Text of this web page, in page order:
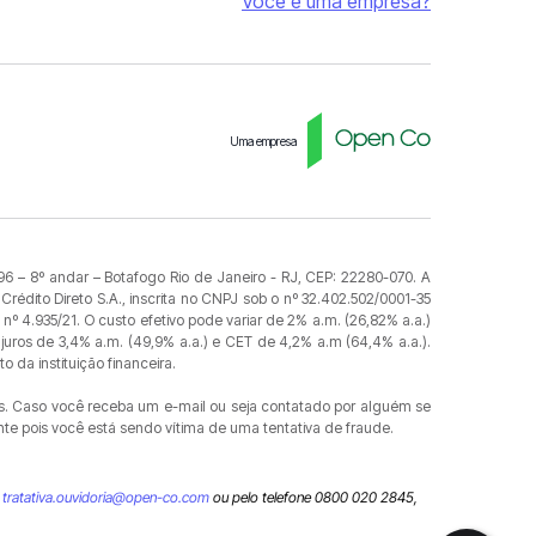
Uma empresa
– 8º andar – Botafogo Rio de Janeiro - RJ, CEP: 22280-070. A
Direto S.A., inscrita no CNPJ sob o nº 32.402.502/0001-35
4.935/21. O custo efetivo pode variar de 2% a.m. (26,82% a.a.)
de 3,4% a.m. (49,9% a.a.) e CET de 4,2% a.m (64,4% a.a.).
da instituição financeira.
Caso você receba um e-mail ou seja contatado por alguém se
pois você está sendo vítima de uma tentativa de fraude.
tratativa.ouvidoria@open-co.com ou pelo telefone 0800 020 2845,